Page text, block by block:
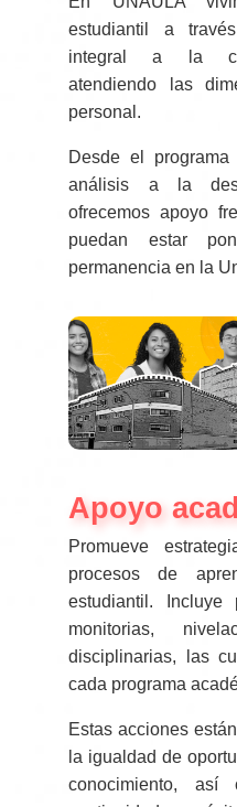
estudiantil a
integral a la
atendiendo las
personal.
Desde el
análisis a la
ofrecemos apoyo
puedan estar
permanencia en la
Apoyo
Promueve
procesos de
estudiantil. Incluye
monitorias,
disciplinarias, las
cada programa
Estas acciones
la igualdad de
conocimiento,